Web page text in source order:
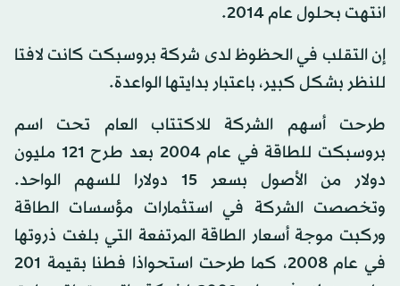
انتهت بحلول عام 2014.
إن التقلب في الحظوظ لدى شركة بروسبكت كانت لافتا
للنظر بشكل كبير، باعتبار بدايتها الواعدة.
طرحت أسهم الشركة للاكتتاب العام تحت اسم
بروسبكت للطاقة في عام 2004 بعد طرح 121 مليون
دولار من الأصول بسعر 15 دولارا للسهم الواحد.
وتخصصت الشركة في استثمارات مؤسسات الطاقة
وركبت موجة أسعار الطاقة المرتفعة التي بلغت ذروتها
في عام 2008، كما طرحت استحواذا فطنا بقيمة 201